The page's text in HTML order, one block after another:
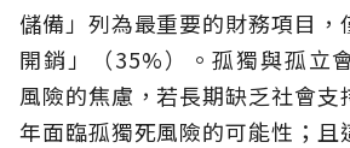
儲備」列為最重要的財務項目，
開銷」（35%）。孤獨與孤立
風險的焦慮，若長期缺乏社會支
年面臨孤獨死風險的可能性；且